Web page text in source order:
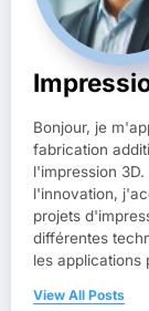
Bonjour, je
fabrication
l'impression
l'innovation,
projets
différentes
les applications
View All Posts